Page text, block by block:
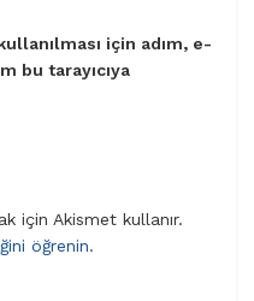
için adım, e-
bu tarayıcıya
için Akismet kullanır.
öğrenin.